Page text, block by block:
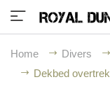
Home Divers
Dekbed overtrek